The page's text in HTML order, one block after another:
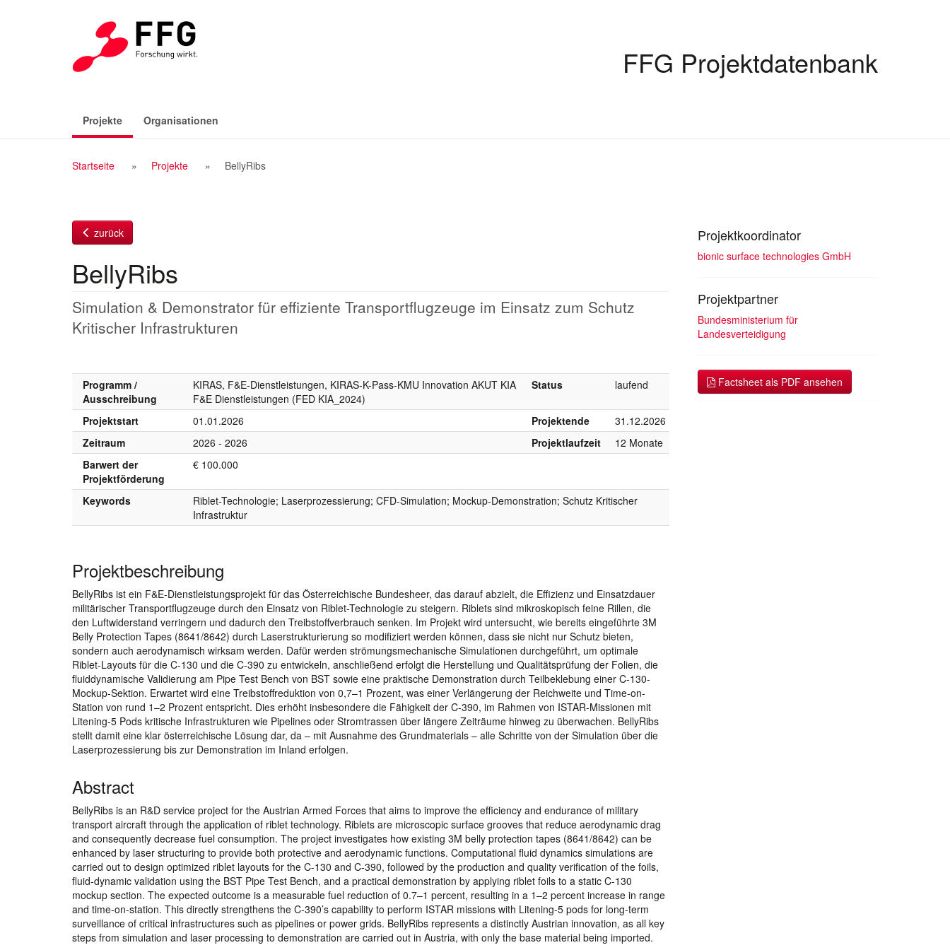
FFG Projektdatenbank
Projekte(aktiv)Organisationen
Breadcrumb
Startseite Projekte BellyRibs
zurück
BellyRibs
Simulation & Demonstrator für effiziente Transportflugzeuge im Einsatz zum Schutz
Kritischer Infrastrukturen
Programm /
Ausschreibung
KIRAS, F&E-Dienstleistungen, KIRAS-K-Pass-KMU Innovation AKUT KIA
F&E Dienstleistungen (FED KIA_2024)
Status laufend
Projektstart 01.01.2026 Projektende
31.12.2026
Zeitraum
2026 - 2026 Projektlaufzeit
12 Monate
Barwert der
Projektförderung
€ 100.000
Keywords
Riblet-Technologie; Laserprozessierung; CFD-Simulation; Mockup-Demonstration; Schutz Kritischer
Infrastruktur
Projektbeschreibung
BellyRibs ist ein F&E-Dienstleistungsprojekt für das Österreichische Bundesheer, das darauf abzielt, die Effizienz und Einsatzdauer
militärischer Transportflugzeuge durch den Einsatz von Riblet-Technologie zu steigern. Riblets sind mikroskopisch feine Rillen, die
den Luftwiderstand verringern und dadurch den Treibstoffverbrauch senken. Im Projekt wird untersucht, wie bereits eingeführte 3M
Belly Protection Tapes (8641/8642) durch Laserstrukturierung so modifiziert werden können, dass sie nicht nur Schutz bieten,
sondern auch aerodynamisch wirksam werden. Dafür werden strömungsmechanische Simulationen durchgeführt, um optimale
Riblet-Layouts für die C-130 und die C-390 zu entwickeln, anschließend erfolgt die Herstellung und Qualitätsprüfung der Folien, die
fluiddynamische Validierung am Pipe Test Bench von BST sowie eine praktische Demonstration durch Teilbeklebung einer C-130-
Mockup-Sektion. Erwartet wird eine Treibstoffreduktion von 0,7–1 Prozent, was einer Verlängerung der Reichweite und Time-on-
Station von rund 1–2 Prozent entspricht. Dies erhöht insbesondere die Fähigkeit der C-390, im Rahmen von ISTAR-Missionen mit
Litening-5 Pods kritische Infrastrukturen wie Pipelines oder Stromtrassen über längere Zeiträume hinweg zu überwachen. BellyRibs
stellt damit eine klar österreichische Lösung dar, da – mit Ausnahme des Grundmaterials – alle Schritte von der Simulation über die
Laserprozessierung bis zur Demonstration im Inland erfolgen.
Abstract
BellyRibs is an R&D service project for the Austrian Armed Forces that aims to improve the efficiency and endurance of military
transport aircraft through the application of riblet technology. Riblets are microscopic surface grooves that reduce aerodynamic drag
and consequently decrease fuel consumption. The project investigates how existing 3M belly protection tapes (8641/8642) can be
enhanced by laser structuring to provide both protective and aerodynamic functions. Computational fluid dynamics simulations are
carried out to design optimized riblet layouts for the C-130 and C-390, followed by the production and quality verification of the foils,
fluid-dynamic validation using the BST Pipe Test Bench, and a practical demonstration by applying riblet foils to a static C-130
mockup section. The expected outcome is a measurable fuel reduction of 0.7–1 percent, resulting in a 1–2 percent increase in range
and time-on-station. This directly strengthens the C-390’s capability to perform ISTAR missions with Litening-5 pods for long-term
surveillance of critical infrastructures such as pipelines or power grids. BellyRibs represents a distinctly Austrian innovation, as all key
steps from simulation and laser processing to demonstration are carried out in Austria, with only the base material being imported.
Projektkoordinator
bionic surface technologies GmbH
Projektpartner
Bundesministerium für
Landesverteidigung
Factsheet als PDF ansehen